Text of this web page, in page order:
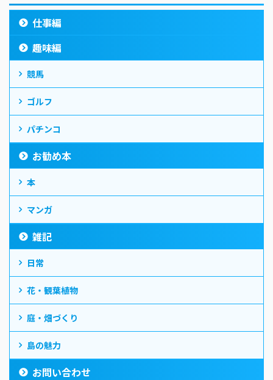
仕事編
趣味編
競馬
ゴルフ
パチンコ
お勧め本
本
マンガ
雑記
日常
花・観葉植物
庭・畑づくり
島の魅力
お問い合わせ